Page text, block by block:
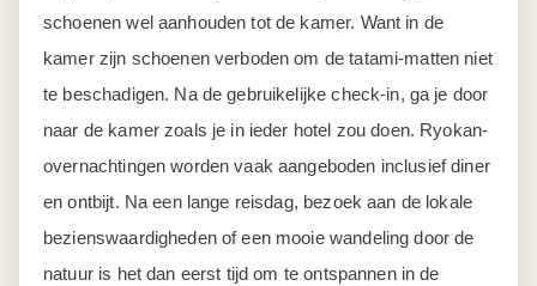
schoenen wel aanhouden tot de kamer. Want in de
kamer zijn schoenen verboden om de tatami-matten niet
te beschadigen. Na de gebruikelijke check-in, ga je door
naar de kamer zoals je in ieder hotel zou doen. Ryokan-
overnachtingen worden vaak aangeboden inclusief diner
en ontbijt. Na een lange reisdag, bezoek aan de lokale
bezienswaardigheden of een mooie wandeling door de
natuur is het dan eerst tijd om te ontspannen in de